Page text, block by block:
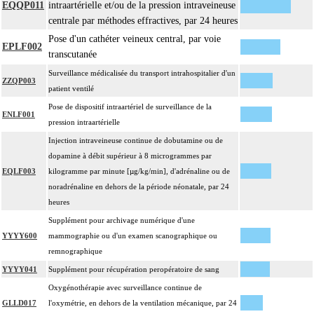
- décision d'arrêt circulatoire
- définition des protocoles de remplissage
- décision de cardioplégie
- décision d'assistance circulatoire.
La suture d'un vaisseau inclut l'angioplastie d'élargissement.
Le pontage artériel inclut la thromboendartériectomie de contigüité.
4
Les actes sur le thorax, par thoracoscopie incluent l'évacuation de collection
intrathoracique associée, la pose de drain pleural et/ou péricardique.
Les actes sur le thorax, par thoracotomie incluent l'évacuation de collection
intrathoracique associée, la pose de drain pleural et/ou péricardique.
Les actes avec dérivation vasculaire [shunt] incluent la pose d'une dérivation
durée sous ampli de brillance (chapitre 19) ne peuvent pas être facturés avec les
actes diagnostiques ou thérapeutiques de radiologie vasculaire
EQQP011 intraartérielle et/ou de la pression intraveineuse
centrale par méthodes effractives, par 24 heures
EPLF002
Pose d'un cathéter veineux central, par voie
transcutanée
ZZQP003
Surveillance médicalisée du transport intrahospitalier d'un
patient ventilé
ENLF001
Pose de dispositif intraartériel de surveillance de la
pression intraartérielle
EQLF003
Injection intraveineuse continue de dobutamine ou de
dopamine à débit supérieur à 8 microgrammes par
kilogramme par minute [µg/kg/min], d'adrénaline ou de
noradrénaline en dehors de la période néonatale, par 24
heures
YYYY600
Supplément pour archivage numérique d'une
mammographie ou d'un examen scanographique ou
remnographique
YYYY041 Supplément pour récupération peropératoire de sang
GLLD017
Oxygénothérapie avec surveillance continue de
l'oxymétrie, en dehors de la ventilation mécanique, par 24